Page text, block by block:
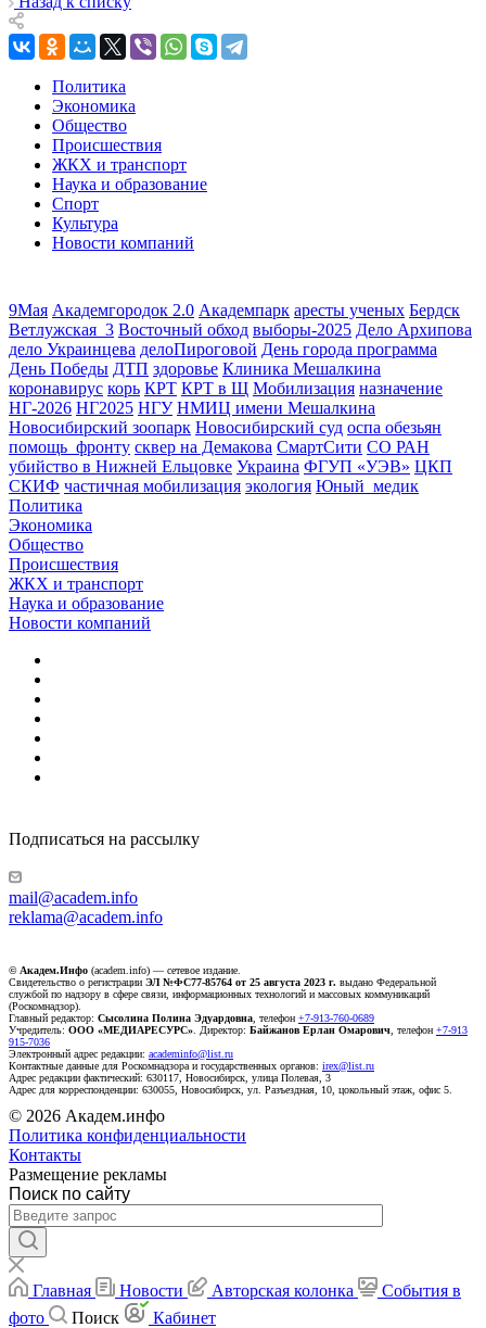
Политика
Экономика
Общество
Происшествия
ЖКХ и транспорт
Наука и образование
Спорт
Культура
Новости компаний
9Мая Академгородок 2.0 Академпарк аресты ученых Бердск
Ветлужская_3 Восточный обход выборы-2025 Дело Архипова
дело Украинцева делоПироговой День города программа
День Победы ДТП здоровье Клиника Мешалкина
коронавирус корь КРТ КРТ в Щ Мобилизация назначение
НГ-2026 НГ2025 НГУ НМИЦ имени Мешалкина
Новосибирский зоопарк Новосибирский суд оспа обезьян
помощь_фронту сквер на Демакова СмартСити СО РАН
убийство в Нижней Ельцовке Украина ФГУП «УЭВ» ЦКП
СКИФ частичная мобилизация экология Юный_медик
Политика
Экономика
Общество
Происшествия
ЖКХ и транспорт
Наука и образование
Новости компаний
Подписаться на рассылку
mail@academ.info
reklama@academ.info
© Академ.Инфо (academ.info) — сетевое издание.
Свидетельство о регистрации ЭЛ №ФС77-85764 от 25 августа 2023 г. выдано Федеральной
службой по надзору в сфере связи, информационных технологий и массовых коммуникаций
(Роскомнадзор).
Главный редактор: Сысолина Полина Эдуардовна , телефон +7-913-760-0689
Учредитель: ООО «МЕДИАРЕСУРС» . Директор: Байжанов Ерлан Омарович , телефон +7-913
915-7036
Электронный адрес редакции: academinfo@list.ru
Контактные данные для Роскомнадзора и государственных органов: irex@list.ru
Адрес редакции фактический: 630117, Новосибирск, улица Полевая, 3
Адрес для корреспонденции: 630055, Новосибирск, ул. Разъездная, 10, цокольный этаж, офис 5.
© 2026 Академ.инфо
Политика конфиденциальности
Контакты
Размещение рекламы
Поиск по сайту
Главная Новости Авторская колонка
События в
фото
Поиск Кабинет